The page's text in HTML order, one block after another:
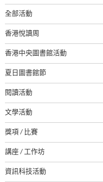
全部活動
香港悅讀周
香港中央圖書館活動
夏日圖書館節
閱讀活動
文學活動
獎項 / 比賽
講座 / 工作坊
資訊科技活動